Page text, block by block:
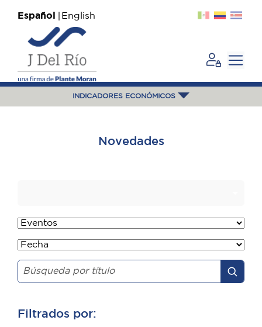
Español English
INDICADORES ECONÓMICOS
Novedades
Filtrados por: